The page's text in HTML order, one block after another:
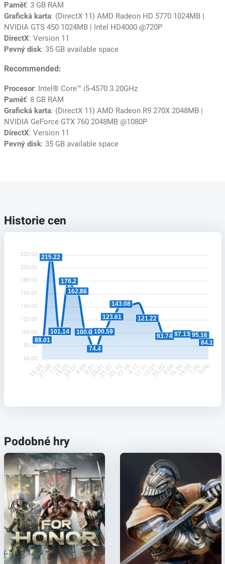
Paměť: 3 GB RAM
Grafická karta: (DirectX 11) AMD Radeon HD 5770 1024MB |
NVIDIA GTS 450 1024MB | Intel HD4000 @720P
DirectX: Version 11
Pevný disk: 35 GB available space
Recommended:
Procesor: Intel® Core™ i5-4570 3.20GHz
Paměť: 8 GB RAM
Grafická karta: (DirectX 11) AMD Radeon R9 270X 2048MB |
NVIDIA GeForce GTX 760 2048MB @1080P
DirectX: Version 11
Pevný disk: 35 GB available space
Historie cen
220.00
200.00
180.00
160.00
140.00
120.00
100.00
80.00
60.00
88.01
215.22
101.14
178.2
162.86
100.08
74.4
100.59
123.61
143.08
121.22
93.74 97.13 95.16
84.11
15.04.27.08.1.03.
19.05.29.07.4.09.8.01.
20.01.21.07.20.10.27.10.4.11.
17.11.13.01.25.02.8.04.
16.04.19.05.1.06.9.06.
Podobné hry